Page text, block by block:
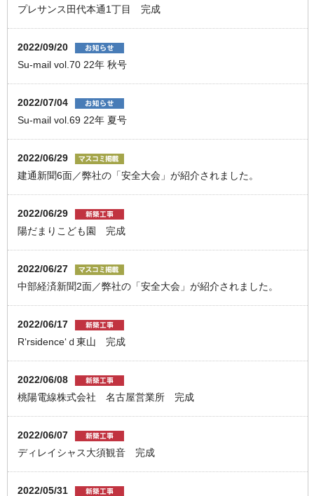
プレサンス田代本通1丁目 完成
2022/09/20
Su-mail vol.70 22年 秋号
2022/07/04
Su-mail vol.69 22年 夏号
2022/06/29
建通新聞6面／弊社の「安全大会」が紹介されました。
2022/06/29
陽だまりこども園 完成
2022/06/27
中部経済新聞2面／弊社の「安全大会」が紹介されました。
2022/06/17
R‘rsidence‘ｄ東山 完成
2022/06/08
桃陽電線株式会社 名古屋営業所 完成
2022/06/07
ディレイシャス大須観音 完成
2022/05/31